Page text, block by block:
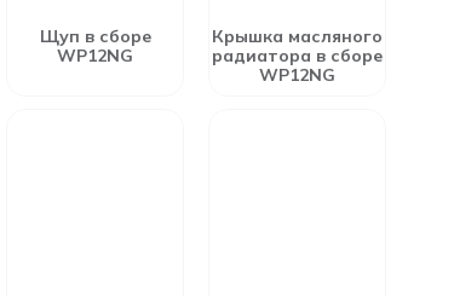
Щуп в сборе
WP12NG
Крышка масляного
радиатора в сборе
WP12NG